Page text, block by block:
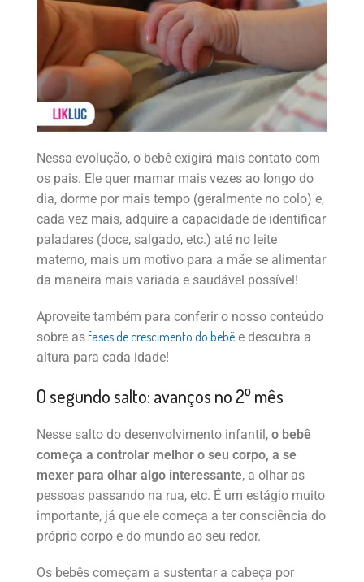
Nessa evolução, o bebê exigirá mais contato com
os pais. Ele quer mamar mais vezes ao longo do
dia, dorme por mais tempo (geralmente no colo) e,
cada vez mais, adquire a capacidade de identificar
paladares (doce, salgado, etc.) até no leite
materno, mais um motivo para a mãe se alimentar
da maneira mais variada e saudável possível!
Aproveite também para conferir o nosso conteúdo
sobre asfases de crescimento do bebê e descubra a
altura para cada idade!
O segundo salto: avanços no 2⁰ mês
Nesse salto do desenvolvimento infantil, o bebê
começa a controlar melhor o seu corpo, a se
mexer para olhar algo interessante, a olhar as
pessoas passando na rua, etc. É um estágio muito
importante, já que ele começa a ter consciência do
próprio corpo e do mundo ao seu redor.
Os bebês começam a sustentar a cabeça por